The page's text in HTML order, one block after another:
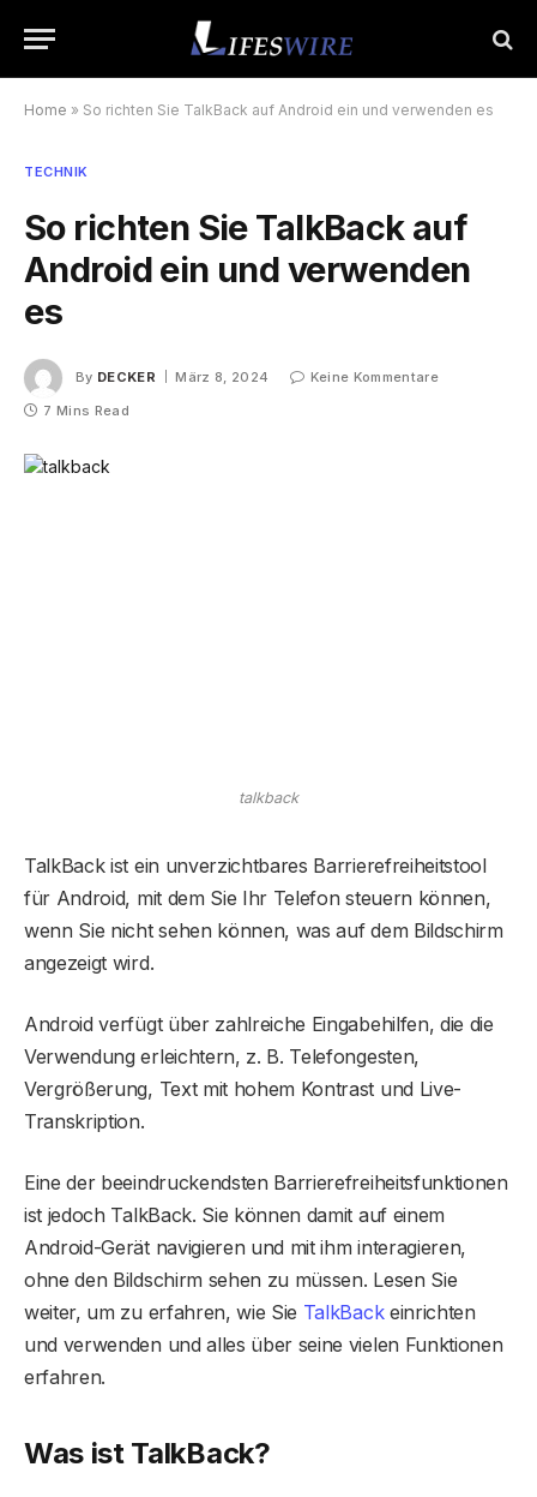
Home » So richten Sie TalkBack auf Android ein und verwenden es
TECHNIK
So richten Sie TalkBack auf
Android ein und verwenden
es
By DECKER März 8, 2024
Keine Kommentare
7 Mins Read
talkback
TalkBack ist ein unverzichtbares Barrierefreiheitstool
für Android, mit dem Sie Ihr Telefon steuern können,
wenn Sie nicht sehen können, was auf dem Bildschirm
angezeigt wird.
Android verfügt über zahlreiche Eingabehilfen, die die
Verwendung erleichtern, z. B. Telefongesten,
Vergrößerung, Text mit hohem Kontrast und Live-
Transkription.
Eine der beeindruckendsten Barrierefreiheitsfunktionen
ist jedoch TalkBack. Sie können damit auf einem
Android-Gerät navigieren und mit ihm interagieren,
ohne den Bildschirm sehen zu müssen. Lesen Sie
weiter, um zu erfahren, wie Sie TalkBackeinrichten
und verwenden und alles über seine vielen Funktionen
erfahren.
Was ist TalkBack?